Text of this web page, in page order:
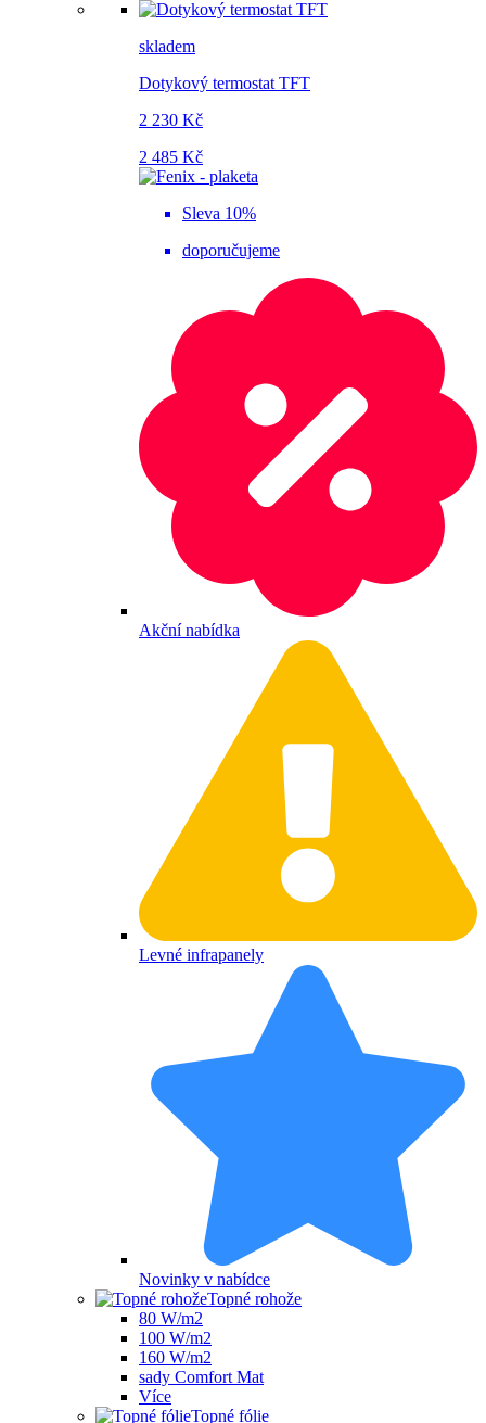
skladem
Dotykový termostat TFT
2 230 Kč
2 485 Kč
Sleva 10%
doporučujeme
Akční nabídka
Levné infrapanely
Novinky v nabídce
Topné rohože
80 W/m2
100 W/m2
160 W/m2
sady Comfort Mat
Více
Topné fólie